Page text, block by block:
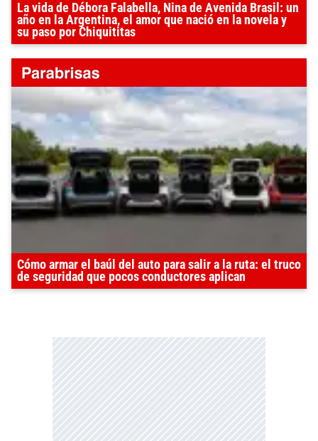
La vida de Débora Falabella, Nina de Avenida Brasil: un
año en la Argentina, el amor que nació en la novela y
su paso por Chiquititas
Cómo armar el baúl del auto para salir a la ruta: el truco
de seguridad que pocos conductores aplican